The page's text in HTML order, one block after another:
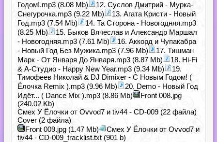
Годом!.mp3 (8.08 Mb)
12. Суслов Дмитрий - Мурка-
Снегурочка.mp3 (9.22 Mb)
13. Агата Кристи - Новый
Год.mp3 (7.54 Mb)
14. Та Сторона - Новогодняя.mp3
(8.25 Mb)
15. Быков Вячеслав и Александр Маршал
- Новогодняя.mp3 (7.61 Mb)
16. Аккорд и Чупакабра
- Новый Год Без Мужика.mp3 (7.96 Mb)
17. Тишман
Марк - От Января До Января.mp3 (8.87 Mb)
18. Hi-Fi
& А-Студио - Happy New Year.mp3 (9.34 Mb)
19.
Тимофеев Николай & DJ Dimixer - С Новым Годом! (
Ёлочка Remix ).mp3 (9.96 Mb)
20. Demo - Новый Год
Идёт... ( Dance Mix ).mp3 (8.86 Mb)
Front 008.jpg
(240.02 Kb)
Смех У Ёлочки от Ovvod7 и tiv44 - CD-009 (22 файла)
Cover (2 файла)
Front 009.jpg (1.47 Mb)
Смех У Ёлочки от Ovvod7 и
tiv44 - CD-009_tracklist.txt (901 b)